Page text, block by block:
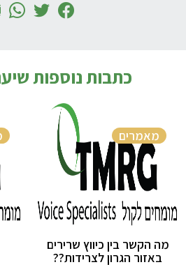
כתבות נוספות
מאמרים
מה הקשר בין כיווץ שרירים
באזור הגרון לצרידות??